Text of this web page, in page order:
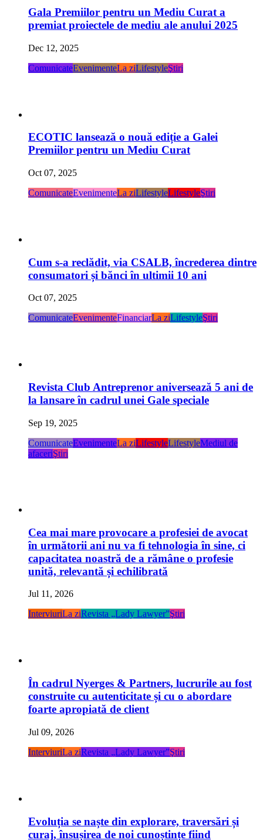
Gala Premiilor pentru un Mediu Curat a
premiat proiectele de mediu ale anului 2025
Dec 12, 2025
ComunicateEvenimenteLa ziLifestyleŞtiri
ECOTIC lansează o nouă ediție a Galei
Premiilor pentru un Mediu Curat
Oct 07, 2025
ComunicateEvenimenteLa ziLifestyleLifestyleŞtiri
Cum s-a reclădit, via CSALB, încrederea dintre
consumatori și bănci în ultimii 10 ani
Oct 07, 2025
ComunicateEvenimenteFinanciarLa ziLifestyleŞtiri
Revista Club Antreprenor aniversează 5 ani de
la lansare în cadrul unei Gale speciale
Sep 19, 2025
ComunicateEvenimenteLa ziLifestyleLifestyleMediul de
afaceriŞtiri
Cea mai mare provocare a profesiei de avocat
în următorii ani nu va fi tehnologia în sine, ci
capacitatea noastră de a rămâne o profesie
unită, relevantă și echilibrată
Jul 11, 2026
InterviuriLa ziRevista „Lady Lawyer”Ştiri
În cadrul Nyerges & Partners, lucrurile au fost
construite cu autenticitate și cu o abordare
foarte apropiată de client
Jul 09, 2026
InterviuriLa ziRevista „Lady Lawyer”Ştiri
Evoluția se naște din explorare, traversări și
curaj, însușirea de noi cunoștințe fiind